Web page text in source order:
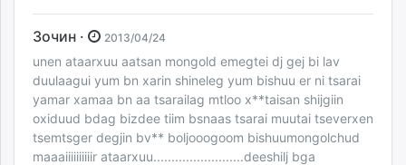
Зочин · 2013/04/24
unen ataarxuu aatsan mongold emegtei dj gej bi lav
duulaagui yum bn xarin shineleg yum bishuu er ni tsarai
yamar xamaa bn aa tsarailag mtloo x**taisan shijgiin
oxiduud bdag bizdee tiim bsnaas tsarai muutai tseverxen
tsemtsger degjin bv** boljooogoom bishuumongolchud
maaaiiiiiiiiiir ataarxuu.........................deeshilj bga